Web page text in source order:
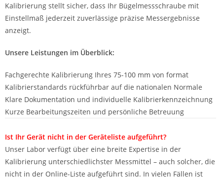
Kalibrierung stellt sicher, dass Ihr Bügelmessschraube mit
Einstellmaß jederzeit zuverlässige präzise Messergebnisse
anzeigt.
Unsere Leistungen im Überblick:
Fachgerechte Kalibrierung Ihres 75-100 mm von format
Kalibrierstandards rückführbar auf die nationalen Normale
Klare Dokumentation und individuelle Kalibrierkennzeichnung
Kurze Bearbeitungszeiten und persönliche Betreuung
Ist Ihr Gerät nicht in der Geräteliste aufgeführt?
Unser Labor verfügt über eine breite Expertise in der
Kalibrierung unterschiedlichster Messmittel – auch solcher, die
nicht in der Online-Liste aufgeführt sind. In vielen Fällen ist